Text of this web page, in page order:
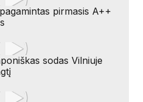
pirmasis A++
sodas Vilniuje